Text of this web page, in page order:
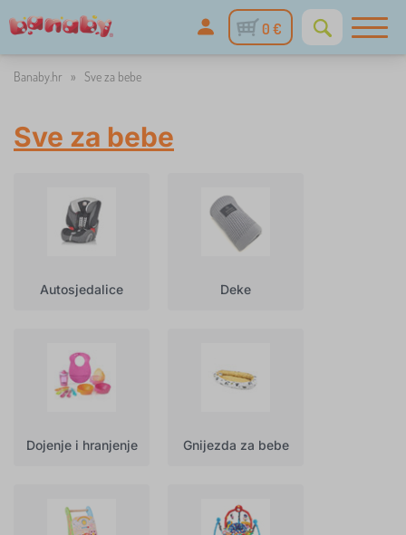
0 €
Banaby.hr » Sve za bebe
Sve za bebe
Autosjedalice Deke
Dojenje i hranjenje Gnijezda za bebe